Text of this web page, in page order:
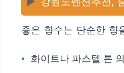
좋은 향수는 단순한 향
화이트나 파스텔 톤